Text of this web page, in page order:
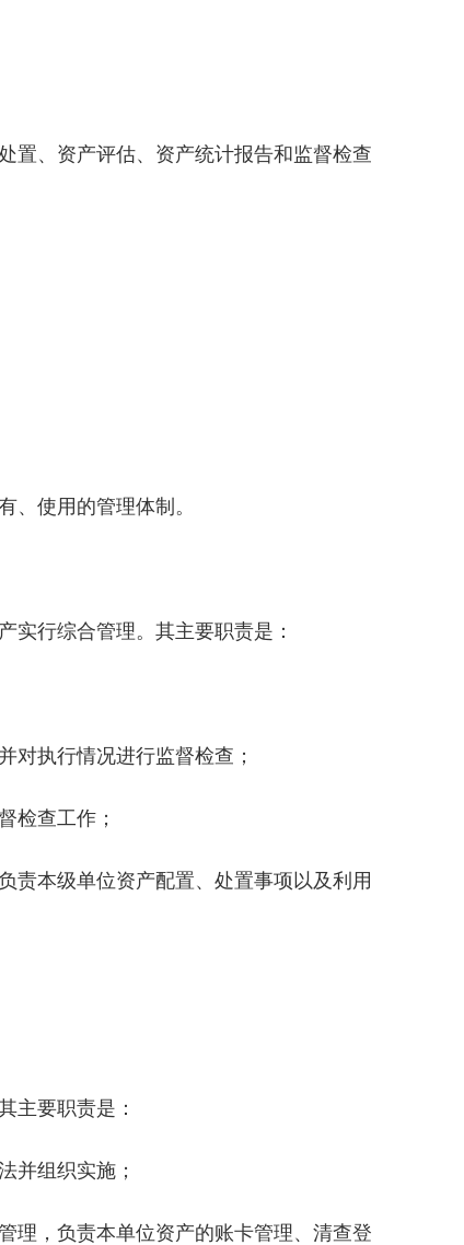
、资产评估、资产统计报告和监督检查
使用的管理体制。
行综合管理。其主要职责是：
对执行情况进行监督检查；
检查工作；
责本级单位资产配置、处置事项以及利用
主要职责是：
并组织实施；
理，负责本单位资产的账卡管理、清查登